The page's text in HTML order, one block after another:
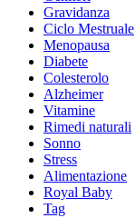
Gravidanza
Ciclo Mestruale
Menopausa
Diabete
Colesterolo
Alzheimer
Vitamine
Rimedi naturali
Sonno
Stress
Alimentazione
Royal Baby
Tag